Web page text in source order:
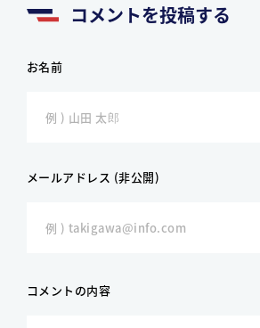
コメントを投稿する
お名前
メールアドレス (非公開)
コメントの内容